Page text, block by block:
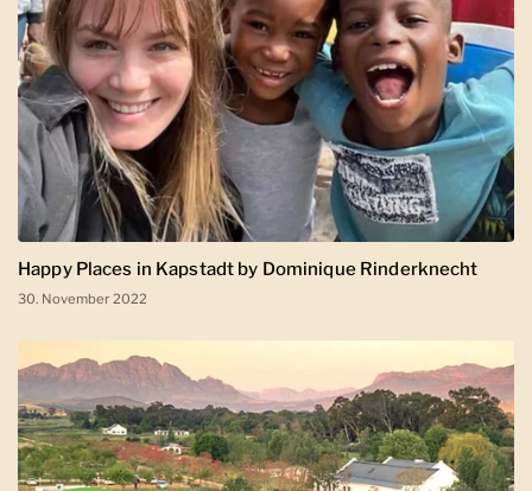
Happy Places in Kapstadt by Dominique Rinderknecht
30. November 2022